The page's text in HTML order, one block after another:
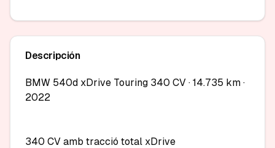
Descripción
BMW 540d xDrive Touring 340 CV · 14.735 km ·
2022
340 CV amb tracció total xDrive